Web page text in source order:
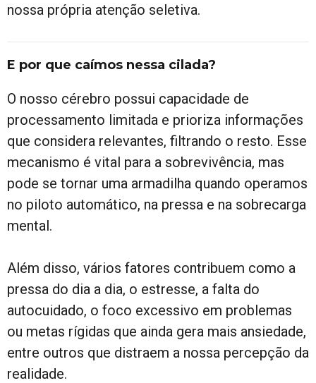
nossa própria atenção seletiva.
E por que caímos nessa cilada?
O nosso cérebro possui capacidade de
processamento limitada e prioriza informações
que considera relevantes, filtrando o resto. Esse
mecanismo é vital para a sobrevivência, mas
pode se tornar uma armadilha quando operamos
no piloto automático, na pressa e na sobrecarga
mental.
Além disso, vários fatores contribuem como a
pressa do dia a dia, o estresse, a falta do
autocuidado, o foco excessivo em problemas
ou metas rígidas que ainda gera mais ansiedade,
entre outros que distraem a nossa percepção da
realidade.